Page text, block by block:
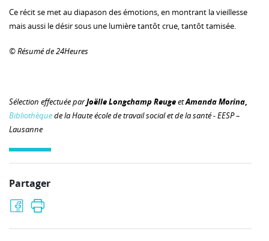
Ce récit se met au diapason des émotions, en montrant la vieillesse
mais aussi le désir sous une lumière tantôt crue, tantôt tamisée.
© Résumé de 24Heures
Sélection effectuée parJoëlle Longchamp ReugeetAmanda Morina,
Bibliothèquede la Haute école de travail social et de la santé - EESP –
Lausanne
Partager